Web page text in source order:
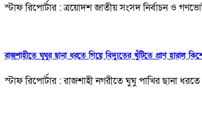
স্টাফ রিপোর্টার : ত্রয়োদশ জাতীয় সংসদ নির্বাচন ও
রাজশাহীতে ঘুঘুর ছানা ধরতে গিয়ে বিদ্যুতের খুঁটিতে প্রাণ হারাল
স্টাফ রিপোর্টার : রাজশাহী নগরীতে ঘুঘু পাখির ছানা